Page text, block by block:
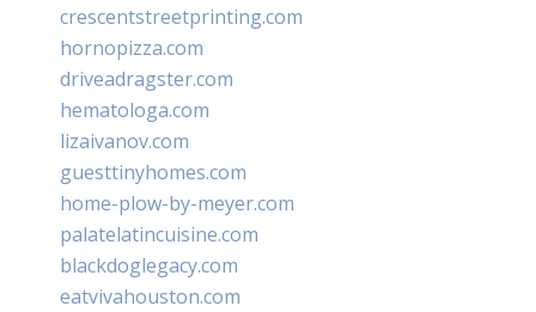
crescentstreetprinting.com
hornopizza.com
driveadragster.com
hematologa.com
lizaivanov.com
guesttinyhomes.com
home-plow-by-meyer.com
palatelatincuisine.com
blackdoglegacy.com
eatvivahouston.com